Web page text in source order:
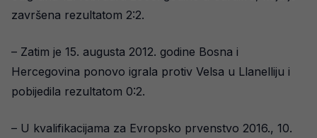
završena rezultatom 2:2.
– Zatim je 15. augusta 2012. godine Bosna i
Hercegovina ponovo igrala protiv Velsa u Llanelliju i
pobijedila rezultatom 0:2.
– U kvalifikacijama za Evropsko prvenstvo 2016., 10.